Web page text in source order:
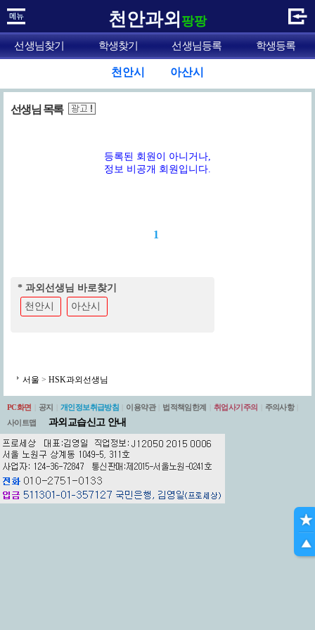
천안과외 팡팡
선생님찾기 학생찾기 선생님등록 학생등록
천안시 아산시
선생님 목록
등록된 회원이 아니거나,
정보 비공개 회원입니다.
1
* 과외선생님 바로찾기
천안시
아산시
서울 > HSK과외선생님
PC화면 공지 개인정보취급방침 이용약관 법적책임한계 취업사기주의 주의사항
사이트맵
과외교습신고 안내